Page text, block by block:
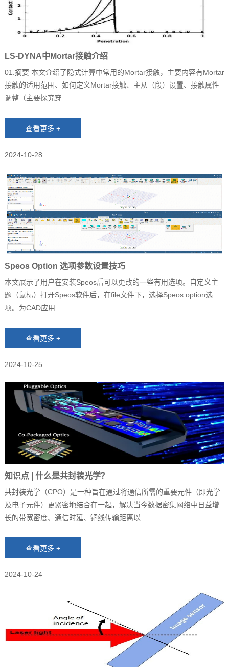
LS-DYNA中Mortar接触介绍
01.摘要 本文介绍了隐式计算中常用的Mortar接触，主要内容有Mortar
接触的适用范围、如何定义Mortar接触、主从（段）设置、接触属性
调整（主要探究穿...
2024-10-28
Speos Option 选项参数设置技巧
本文展示了用户在安装Speos后可以更改的一些有用选项。自定义主
题（鼠标）打开Speos软件后，在file文件下，选择Speos option选
项。为CAD应用...
2024-10-25
知识点 | 什么是共封装光学？
共封装光学（CPO）是一种旨在通过将通信所需的重要元件（即光学
及电子元件）更紧密地结合在一起，解决当今数据密集网络中日益增
长的带宽密度、通信时延、铜线传输距离以...
2024-10-24